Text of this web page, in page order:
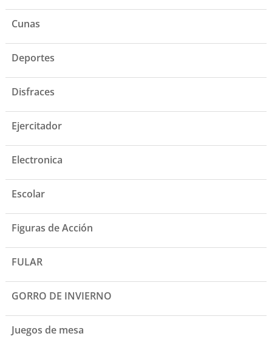
Cunas
Deportes
Disfraces
Ejercitador
Electronica
Escolar
Figuras de Acción
FULAR
GORRO DE INVIERNO
Juegos de mesa